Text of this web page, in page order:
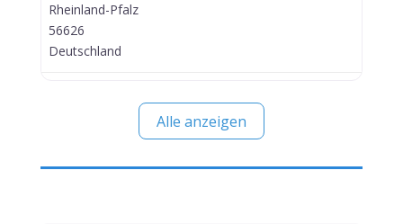
Rheinland-Pfalz
56626
Deutschland
Alle anzeigen